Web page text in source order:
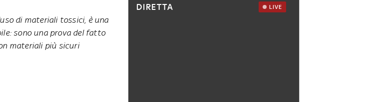
di materiali tossici, è una
sono una prova del fatto
materiali più sicuri
DIRETTA LIVE